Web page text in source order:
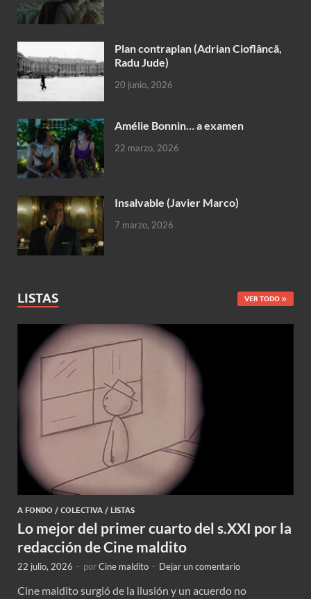
Plan contraplan (Adrian Cioflâncã,
Radu Jude)
20 junio, 2026
Amélie Bonnin… a examen
22 marzo, 2026
Insalvable (Javier Marco)
7 marzo, 2026
LISTAS VER TODO
A FONDO / COLECTIVA / LISTAS
Lo mejor del primer cuarto del s.XXI por la
redacción de Cine maldito
22 julio, 2026 - porCine maldito - Dejar un comentario
Cine maldito surgió de la ilusión y un acuerdo no